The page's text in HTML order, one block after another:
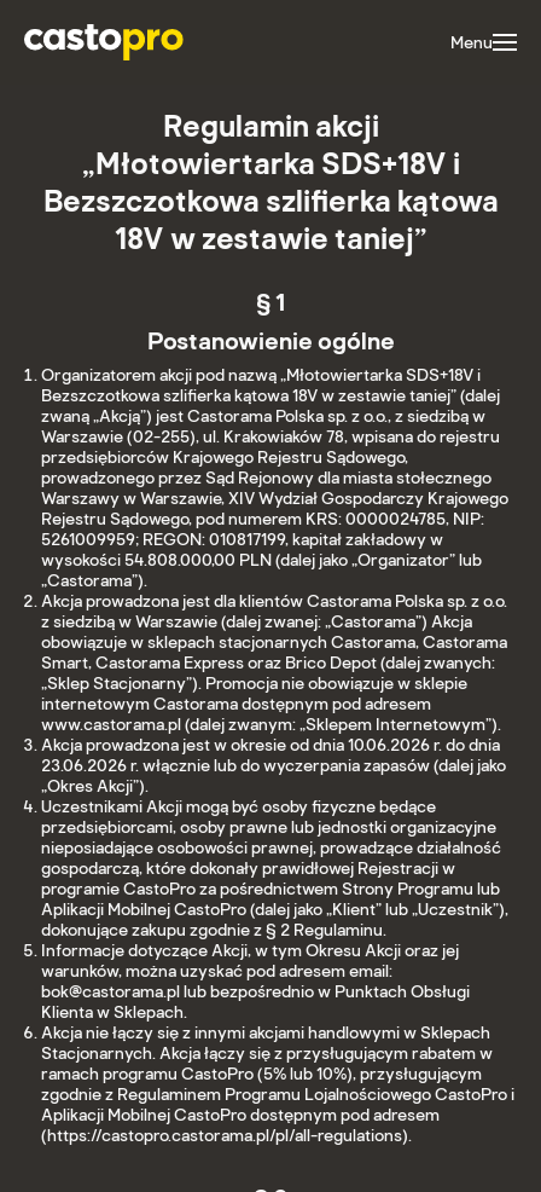
Menu
Regulamin akcji
„Młotowiertarka SDS+18V i
Bezszczotkowa szlifierka kątowa
18V w zestawie taniej”
§ 1
Postanowienie ogólne
Organizatorem akcji pod nazwą „Młotowiertarka SDS+18V i
Bezszczotkowa szlifierka kątowa 18V w zestawie taniej” (dalej
zwaną „Akcją”) jest Castorama Polska sp. z o.o., z siedzibą w
Warszawie (02-255), ul. Krakowiaków 78, wpisana do rejestru
przedsiębiorców Krajowego Rejestru Sądowego,
prowadzonego przez Sąd Rejonowy dla miasta stołecznego
Warszawy w Warszawie, XIV Wydział Gospodarczy Krajowego
Rejestru Sądowego, pod numerem KRS: 0000024785, NIP:
5261009959; REGON: 010817199, kapitał zakładowy w
wysokości 54.808.000,00 PLN (dalej jako „Organizator” lub
„Castorama”).
Akcja prowadzona jest dla klientów Castorama Polska sp. z o.o.
z siedzibą w Warszawie (dalej zwanej: „Castorama”) Akcja
obowiązuje w sklepach stacjonarnych Castorama, Castorama
Smart, Castorama Express oraz Brico Depot (dalej zwanych:
„Sklep Stacjonarny”). Promocja nie obowiązuje w sklepie
internetowym Castorama dostępnym pod adresem
www.castorama.pl (dalej zwanym: „Sklepem Internetowym”).
Akcja prowadzona jest w okresie od dnia 10.06.2026 r. do dnia
23.06.2026 r. włącznie lub do wyczerpania zapasów (dalej jako
„Okres Akcji”).
Uczestnikami Akcji mogą być osoby fizyczne będące
przedsiębiorcami, osoby prawne lub jednostki organizacyjne
nieposiadające osobowości prawnej, prowadzące działalność
gospodarczą, które dokonały prawidłowej Rejestracji w
programie CastoPro za pośrednictwem Strony Programu lub
Aplikacji Mobilnej CastoPro (dalej jako „Klient” lub „Uczestnik”),
dokonujące zakupu zgodnie z § 2 Regulaminu.
Informacje dotyczące Akcji, w tym Okresu Akcji oraz jej
warunków, można uzyskać pod adresem email:
bok@castorama.pl lub bezpośrednio w Punktach Obsługi
Klienta w Sklepach.
Akcja nie łączy się z innymi akcjami handlowymi w Sklepach
Stacjonarnych. Akcja łączy się z przysługującym rabatem w
ramach programu CastoPro (5% lub 10%), przysługującym
zgodnie z Regulaminem Programu Lojalnościowego CastoPro i
Aplikacji Mobilnej CastoPro dostępnym pod adresem
(https://castopro.castorama.pl/pl/all-regulations).